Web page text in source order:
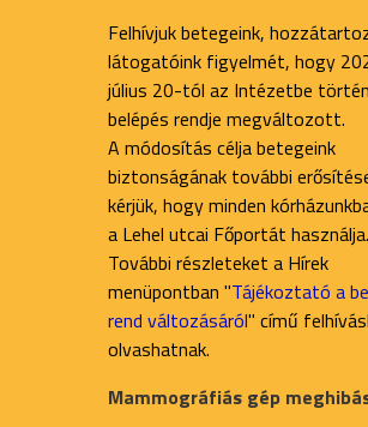
Felhívjuk betegeink,
látogatóink figyelmét, hogy
július 20-tól az Intézetbe
belépés rendje megváltozott.
A módosítás célja betegeink
biztonságának további
kérjük, hogy minden
a Lehel utcai Főportát használja.
További részleteket a Hírek
menüpontban "Tájékoztató a
rend változásáról" című
olvashatnak.
Mammográfiás gép